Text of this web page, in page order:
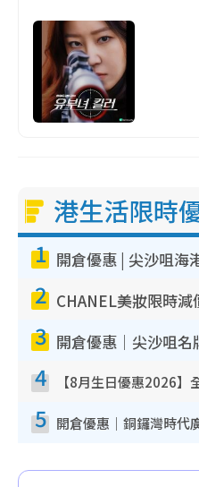
港生活限時
1
2
3
4
5